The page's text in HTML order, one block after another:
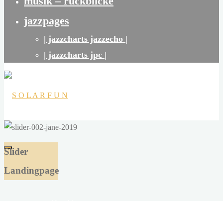
jazzpages
| jazzcharts jazzecho |
| jazzcharts jpc |
S
O
L
Slider
Landingpage